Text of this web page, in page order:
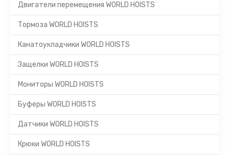
Двигатели перемещения WORLD HOISTS
Тормоза WORLD HOISTS
Канатоукладчики WORLD HOISTS
Защелки WORLD HOISTS
Мониторы WORLD HOISTS
Буферы WORLD HOISTS
Датчики WORLD HOISTS
Крюки WORLD HOISTS